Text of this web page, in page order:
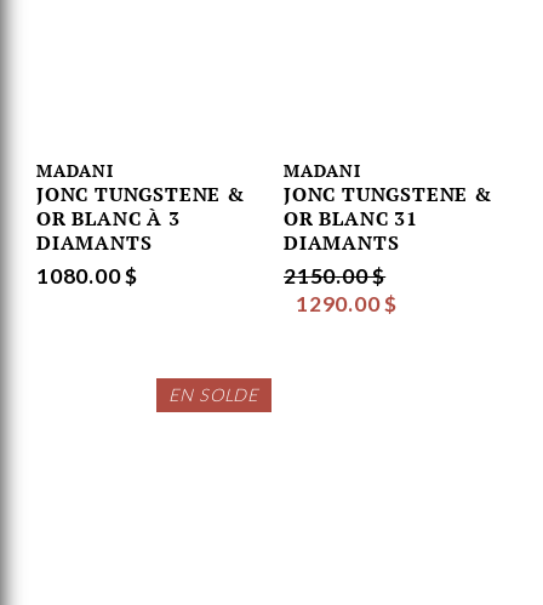
MADANI
JONC TUNGSTENE &
OR BLANC À 3
DIAMANTS
1080.00 $
MADANI
JONC TUNGSTENE &
OR BLANC 31
DIAMANTS
2150.00 $
1290.00 $
EN SOLDE